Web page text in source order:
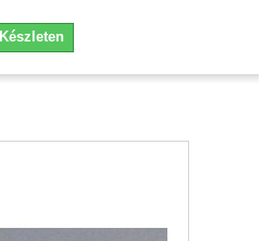
Készleten